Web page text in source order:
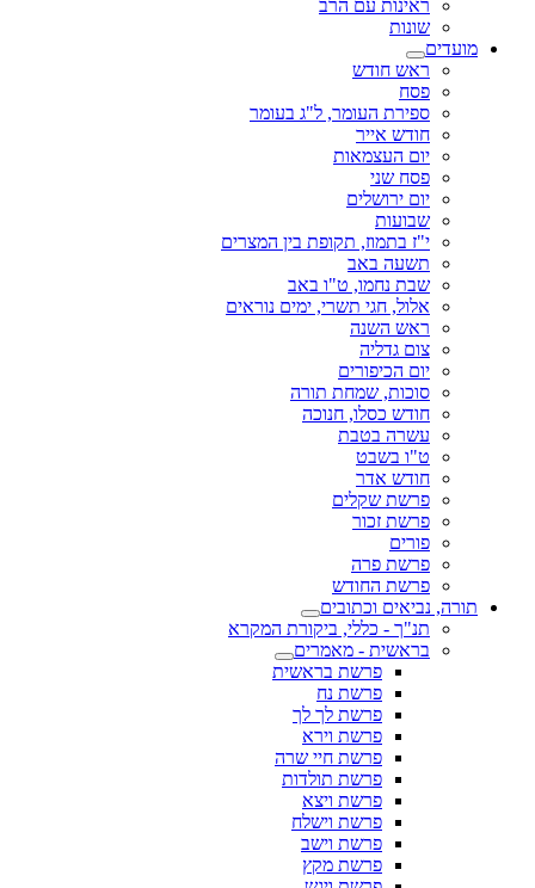
ראינות עם הרב
שונות
מועדים
ראש חודש
פסח
ספירת העומר, ל"ג בעומר
חודש אייר
יום העצמאות
פסח שני
יום ירושלים
שבועות
י"ז בתמוז, תקופת בין המצרים
תשעה באב
שבת נחמו, ט"ו באב
אלול, חגי תשרי, ימים נוראים
ראש השנה
צום גדליה
יום הכיפורים
סוכות, שמחת תורה
חודש כסלו, חנוכה
עשרה בטבת
ט"ו בשבט
חודש אדר
פרשת שקלים
פרשת זכור
פורים
פרשת פרה
פרשת החודש
תורה, נביאים וכתובים
תנ"ך - כללי, ביקורת המקרא
בראשית - מאמרים
פרשת בראשית
פרשת נח
פרשת לך לך
פרשת וירא
פרשת חיי שרה
פרשת תולדות
פרשת ויצא
פרשת וישלח
פרשת וישב
פרשת מקץ